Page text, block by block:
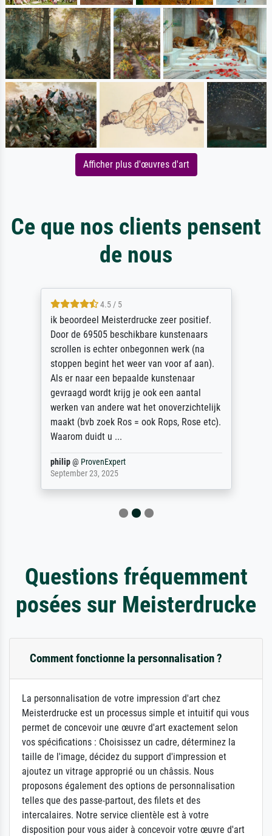
Afficher plus d'œuvres d'art
Ce que nos clients pensent
de nous
4.5 / 5
ik beoordeel Meisterdrucke zeer positief.
Door de 69505 beschikbare kunstenaars
scrollen is echter onbegonnen werk (na
stoppen begint het weer van voor af aan).
Als er naar een bepaalde kunstenaar
gevraagd wordt krijg je ook een aantal
werken van andere wat het onoverzichtelijk
maakt (bvb zoek Ros = ook Rops, Rose etc).
Waarom duidt u ...
philip@ ProvenExpert
September 23, 2025
Questions fréquemment
posées sur Meisterdrucke
Comment fonctionne la personnalisation ?
La personnalisation de votre impression d'art chez
Meisterdrucke est un processus simple et intuitif qui vous
permet de concevoir une œuvre d'art exactement selon
vos spécifications : Choisissez un cadre, déterminez la
taille de l'image, décidez du support d'impression et
ajoutez un vitrage approprié ou un châssis. Nous
proposons également des options de personnalisation
telles que des passe-partout, des filets et des
intercalaires. Notre service clientèle est à votre
disposition pour vous aider à concevoir votre œuvre d'art